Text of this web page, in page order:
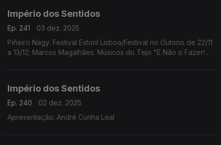
Império dos Sentidos
Ep. 241
03 dez. 2025
Piñeiro Nagy: Festival Estoril Lisboa/Festival no Outono de 22/11
a 13/12; Marcos Magalhães: Músicos do Tejo "E Não o Fazer!
Império dos Sentidos
Ep. 240
02 dez. 2025
Apresentação: André Cunha Leal